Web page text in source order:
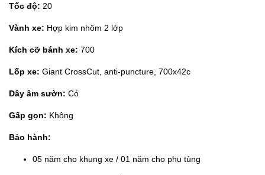
Tốc độ: 20
Vành xe: Hợp kim nhôm 2 lớp
Kích cỡ bánh xe: 700
Lốp xe: Giant CrossCut, anti-puncture, 700x42c
Dây âm sườn: Có
Gấp gọn: Không
Bảo hành:
05 năm cho khung xe / 01 năm cho phụ tùng